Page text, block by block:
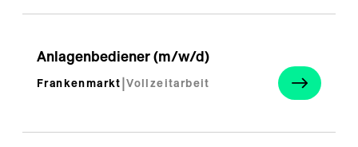
Anlagenbediener (m/w/d)
Frankenmarkt |Vollzeitarbeit